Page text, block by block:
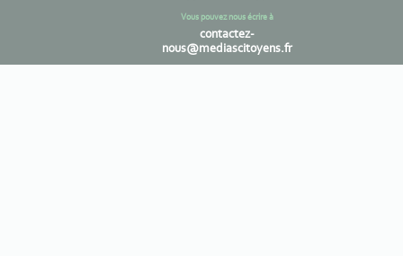
Vous pouvez nous écrire à
contactez-
nous@mediascitoyens.fr